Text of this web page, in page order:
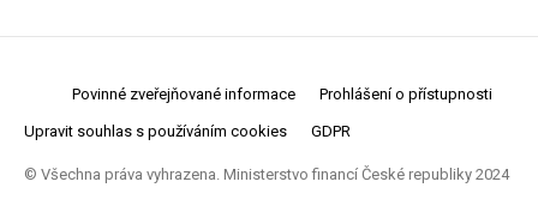
Povinné zveřejňované informace Prohlášení o přístupnosti
Upravit souhlas s používáním cookies GDPR
© Všechna práva vyhrazena. Ministerstvo financí České republiky 2024